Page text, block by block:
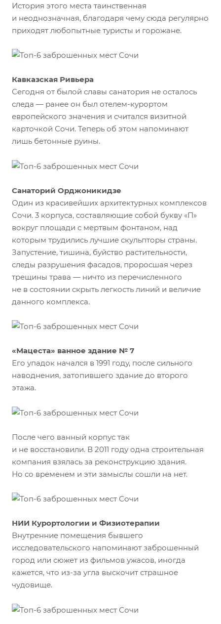
История этого места таинственная
и неоднозначная, благодаря чему сюда регулярно
приходят любопытные туристы и горожане.
Кавказская Ривьера
Сегодня от былой славы санатория не осталось
следа — ранее он был отелем-курортом
европейского значения и считался визитной
карточкой Сочи. Теперь об этом напоминают
лишь бетонные руины.
Санаторий Орджоникидзе
Один из красивейших архитектурных комплексов
Сочи. 3 корпуса, составляющие собой букву «П»
вокруг площади с мертвым фонтаном, над
которым трудились лучшие скульпторы страны.
Запустение, тишина, буйство растительности,
следы разрушения фасадов, проросшая через
трещины трава — ничто из перечисленного
не в состоянии скрыть легкость линий и величие
данного комплекса.
«Мацеста» ванное здание № 7
Его упадок начался в 1991 году, после сильного
наводнения, затопившего здание до второго
этажа.
После чего ванный корпус так
и не восстановили. В 2011 году одна строительная
компания взялась за реконструкцию здания.
Но со временем и эти замыслы сошли на нет.
НИИ Курортологии и Физиотерапии
Внутренние помещения бывшего
исследовательского напоминают заброшенный
город или сюжет из фильмов ужасов, иногда
кажется, что из-за угла выскочит страшное
чудовище.